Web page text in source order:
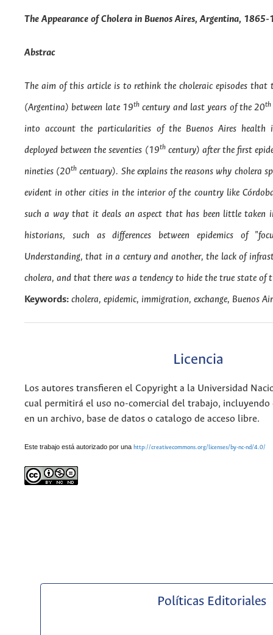
The Appearance of Cholera in Buenos Aires, Argentina,
Abstrac
The aim of this article is to rethink the choleraic episodes that
(Argentina) between late 19th century and last years of the 20th
into account the particularities of the Buenos Aires health
deployed between the seventies (19thcentury) after the first
nineties (20th centuary). She explains the reasons why cholera
evident in other cities in the interior of the country like
such a way that it deals an aspect that has been little taken
historians, such as differences between epidemics of
Understanding, that in a century and another, the lack of
cholera, and that there was a tendency to hide the true state of
Keywords: cholera, epidemic, immigration, exchange, Buenos
Licencia
Los autores transfieren el Copyright a la Universidad
cual permitirá el uso no-comercial del trabajo, incluyendo
en un archivo, base de datos o catalogo de acceso libre.
Este trabajo está autorizado por una http://creativecommons.org/licenses/by-nc-nd/4.0/
Políticas Editoriales